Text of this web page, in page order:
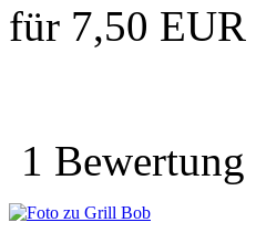
für 7,50 EUR
1 Bewertung